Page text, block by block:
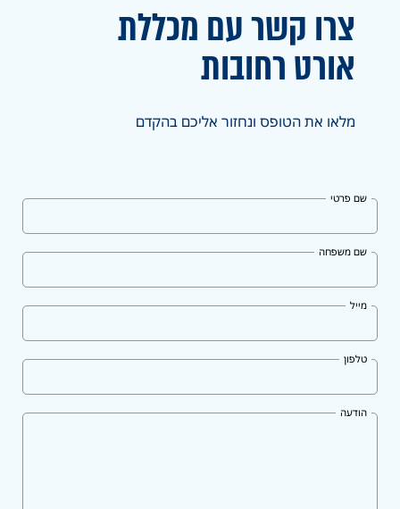
צרו קשר עם מכללת
אורטרחובות
מלאו את הטופס ונחזור אליכם בהקדם
שם פרטי
שם משפחה
מייל
טלפון
הודעה